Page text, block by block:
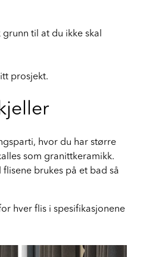
til at du ikke skal
prosjekt.
hvor du har større
som granittkeramikk.
brukes på et bad så
hver flis i spesifikasjonene